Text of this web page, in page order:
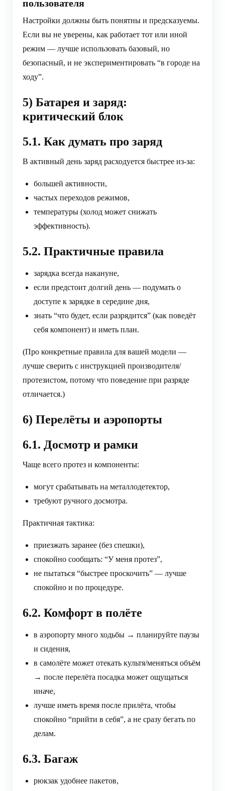
пользователя
Настройки должны быть понятны и предсказуемы.
Если вы не уверены, как работает тот или иной
режим — лучше использовать базовый, но
безопасный, и не экспериментировать “в городе на
ходу”.
5) Батарея и заряд:
критический блок
5.1. Как думать про заряд
В активный день заряд расходуется быстрее из-за:
большей активности,
частых переходов режимов,
температуры (холод может снижать
эффективность).
5.2. Практичные правила
зарядка всегда накануне,
если предстоит долгий день — подумать о
доступе к зарядке в середине дня,
знать “что будет, если разрядится” (как поведёт
себя компонент) и иметь план.
(Про конкретные правила для вашей модели —
лучше сверить с инструкцией производителя/
протезистом, потому что поведение при разряде
отличается.)
6) Перелёты и аэропорты
6.1. Досмотр и рамки
Чаще всего протез и компоненты:
могут срабатывать на металлодетектор,
требуют ручного досмотра.
Практичная тактика:
приезжать заранее (без спешки),
спокойно сообщать: “У меня протез”,
не пытаться “быстрее проскочить” — лучше
спокойно и по процедуре.
6.2. Комфорт в полёте
в аэропорту много ходьбы → планируйте паузы
и сидения,
в самолёте может отекать культя/меняться объём
→ после перелёта посадка может ощущаться
иначе,
лучше иметь время после прилёта, чтобы
спокойно “прийти в себя”, а не сразу бегать по
делам.
6.3. Багаж
рюкзак удобнее пакетов,